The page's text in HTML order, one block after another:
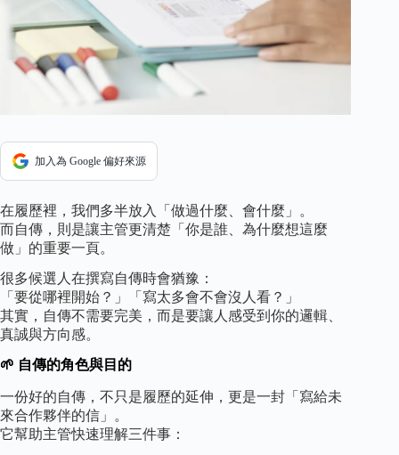
加入為 Google 偏好來源
在履歷裡，我們多半放入「做過什麼、會什麼」。
而自傳，則是讓主管更清楚「你是誰、為什麼想這麼
做」的重要一頁。
很多候選人在撰寫自傳時會猶豫：
「要從哪裡開始？」「寫太多會不會沒人看？」
其實，自傳不需要完美，而是要讓人感受到你的邏輯、
真誠與方向感。
🌱 自傳的角色與目的
一份好的自傳，不只是履歷的延伸，更是一封「寫給未
來合作夥伴的信」。
它幫助主管快速理解三件事：